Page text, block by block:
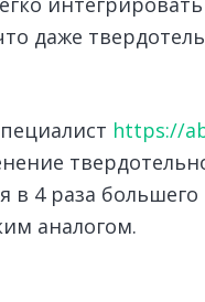
даже
https://
в 4 раза
аналогом.